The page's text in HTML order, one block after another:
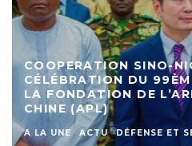
COOPERATION SINO-
CÉLÉBRATION DU
LA FONDATION DE
CHINE (APL)
A LA UNE ACTU DÉFENSE ET